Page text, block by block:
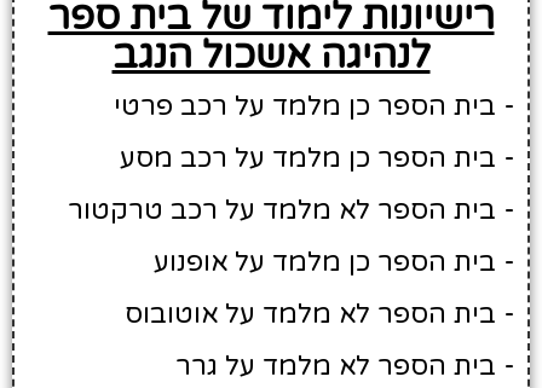
רישיונות לימוד של בית ספר
לנהיגה אשכול הנגב
- בית הספר כן מלמד על רכב פרטי
- בית הספר כן מלמד על רכב מסע
- בית הספר לא מלמד על רכב טרקטור
- בית הספר כן מלמד על אופנוע
- בית הספר לא מלמד על אוטובוס
- בית הספר לא מלמד על גרר